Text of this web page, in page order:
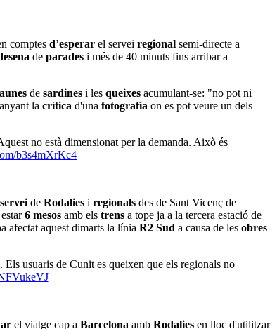
comptes d’esperar el servei regional semi-directe a
de parades i més de 40 minuts fins arribar a
de sardines i les queixes acumulant-se: "no pot ni
la crítica d'una fotografia on es pot veure un dels
no està dimensionat per la demanda. Això és
b3s4mXrKc4
servei de Rodalies i regionals des de Sant Vicenç de
6 mesos amb els trens a tope ja a la tercera estació de
afectat aquest dimarts la línia R2 Sud a causa de les obres
usuaris de Cunit es queixen que els regionals no
el viatge cap a Barcelona amb Rodalies en lloc d'utilitzar